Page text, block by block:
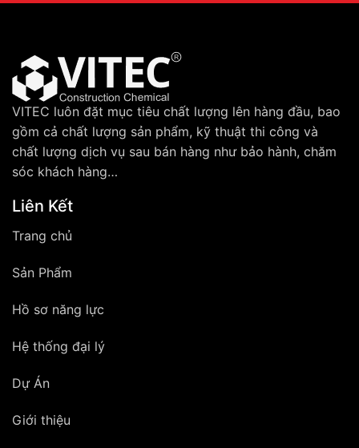
VITEC luôn đặt mục tiêu chất lượng lên hàng đầu, bao
gồm cả chất lượng sản phẩm, kỹ thuật thi công và
chất lượng dịch vụ sau bán hàng như bảo hành, chăm
sóc khách hàng…
Liên Kết
Trang chủ
Sản Phẩm
Hồ sơ năng lực
Hệ thống đại lý
Dự Án
Giới thiệu